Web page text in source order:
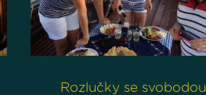
Rozlučky se svobodou